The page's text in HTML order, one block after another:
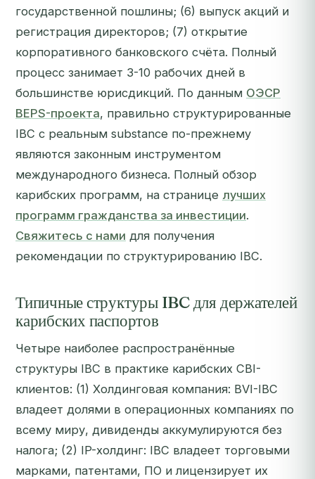
государственной пошлины; (6) выпуск акций и
регистрация директоров; (7) открытие
корпоративного банковского счёта. Полный
процесс занимает 3-10 рабочих дней в
большинстве юрисдикций. По данным ОЭСР
BEPS-проекта, правильно структурированные
IBC с реальным substance по-прежнему
являются законным инструментом
международного бизнеса. Полный обзор
карибских программ, на странице лучших
программ гражданства за инвестиции.
Свяжитесь с нами для получения
рекомендации по структурированию IBC.
Типичные структуры IBC для держателей
карибских паспортов
Четыре наиболее распространённые
структуры IBC в практике карибских CBI-
клиентов: (1) Холдинговая компания: BVI-IBC
владеет долями в операционных компаниях по
всему миру, дивиденды аккумулируются без
налога; (2) IP-холдинг: IBC владеет торговыми
марками, патентами, ПО и лицензирует их